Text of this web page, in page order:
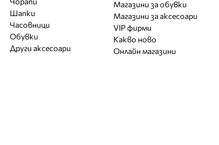
Шапки
Часовници
Обувки
Други аксесоари
Магазини за обувки
Магазини за aксесоари
VIP фирми
Какво ново
Онлайн магазини